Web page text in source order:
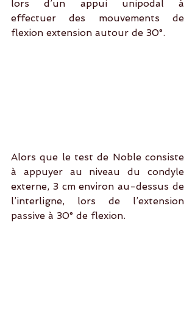
lors d’un appui unipodal à
effectuer des mouvements de
flexion extension autour de 30°.
Alors que le test de Noble consiste
à appuyer au niveau du condyle
externe, 3 cm environ au-dessus de
l’interligne, lors de l’extension
passive à 30° de flexion.